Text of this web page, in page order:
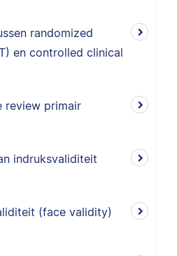
randomized
en controlled clinical
review primair
indruksvaliditeit
(face validity)